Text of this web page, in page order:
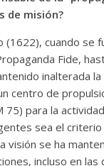
de misión?
(1622), cuando se
Fide,
inalterada la
centro de
75) para la
sea el
visión se ha
incluso en las